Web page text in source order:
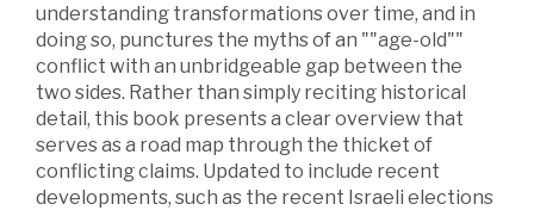
understanding transformations over time, and in
doing so, punctures the myths of an ""age-old""
conflict with an unbridgeable gap between the
two sides. Rather than simply reciting historical
detail, this book presents a clear overview that
serves as a road map through the thicket of
conflicting claims. Updated to include recent
developments, such as the recent Israeli elections